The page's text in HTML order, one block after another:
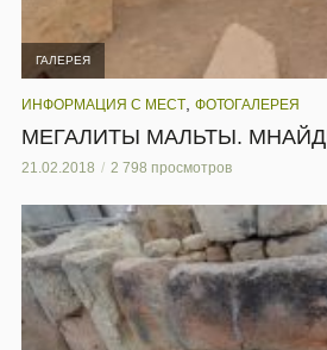
ГАЛЕРЕЯ
ИНФОРМАЦИЯ С МЕСТ ФОТОГАЛЕРЕЯ
МЕГАЛИТЫ МАЛЬТЫ.
21.02.2018 2 798 просмотров